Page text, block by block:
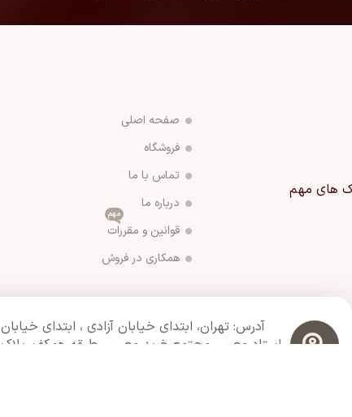
های مهم
صفحه اصلی
فروشگاه
تماس با ما
درباره ما
قوانین و مقررات
مهم
همکاری در فروش
آدرس: تهران، ابتدای خیابان آزادی ،‌ ابتدای خیابان
استاد معین ،مجتمع خرید معین ،‌ طبقه همکف،‌ پلاک